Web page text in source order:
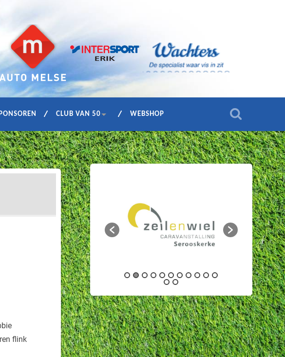
CLUB VAN 50 WEBSHOP
flink